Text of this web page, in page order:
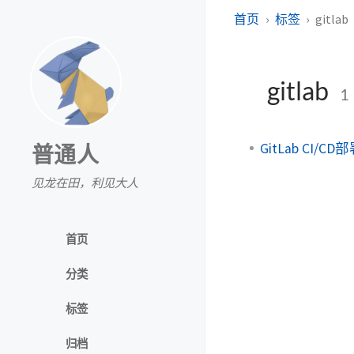
普通人
见龙在田，利见大人
首页
分类
标签
归档
首页 标签 gitlab
gitlab 1
GitLab CI/CD部